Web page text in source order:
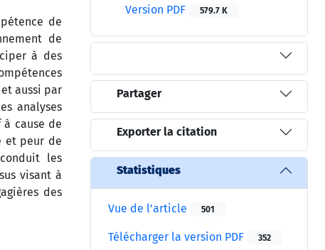
de
de
à des
aussi par
analyses
cause de
et peur de
les
visant à
des
Version PDF
579.7 K
Partager
Exporter la citation
Statistiques
Vue de l’article 501
Télécharger la version PDF 352